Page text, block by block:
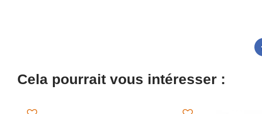
Cela pourrait vous intéresser :